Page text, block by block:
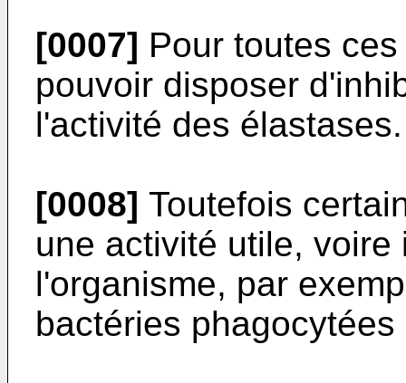
[0007] Pour toutes
pouvoir disposer
l'activité des élastases.
[0008] Toutefois
une activité utile,
l'organisme, par
bactéries